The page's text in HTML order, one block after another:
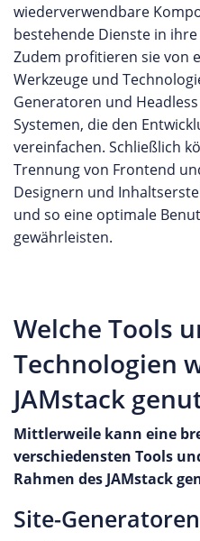
wiederverwendbare
bestehende Dienste in
Zudem profitieren sie von
Werkzeuge und
Generatoren und
Systemen, die den
vereinfachen. Schließlich
Trennung von Frontend
Designern und
und so eine optimale
gewährleisten.
Welche Tools
Technologien
JAMstack
Mittlerweile kann eine
verschiedensten Tools
Rahmen des JAMstack
Site-Generatoren